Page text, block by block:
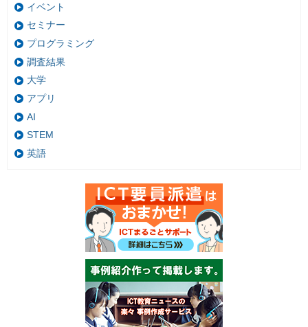
イベント
セミナー
プログラミング
調査結果
大学
アプリ
AI
STEM
英語